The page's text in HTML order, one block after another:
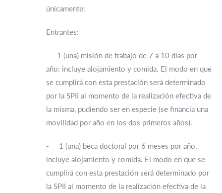
únicamente:
Entrantes:
- 1 (una) misión de trabajo de 7 a 10 días por
año: incluye alojamiento y comida. El modo en que
se cumplirá con esta prestación será determinado
por la SPII al momento de la realización efectiva de
la misma, pudiendo ser en especie (se financia una
movilidad por año en los dos primeros años).
- 1 (una) beca doctoral por 6 meses por año,
incluye alojamiento y comida. El modo en que se
cumplirá con esta prestación será determinado por
la SPII al momento de la realización efectiva de la